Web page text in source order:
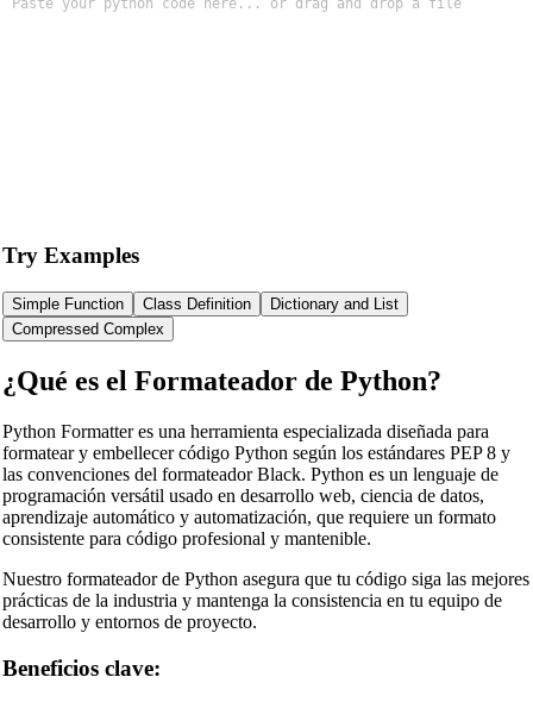
Try Examples
Simple Function Class Definition
Dictionary and List
Compressed Complex
¿Qué es el Formateador de Python?
Python Formatter es una herramienta especializada diseñada para
formatear y embellecer código Python según los estándares PEP 8 y
las convenciones del formateador Black. Python es un lenguaje de
programación versátil usado en desarrollo web, ciencia de datos,
aprendizaje automático y automatización, que requiere un formato
consistente para código profesional y mantenible.
Nuestro formateador de Python asegura que tu código siga las mejores
prácticas de la industria y mantenga la consistencia en tu equipo de
desarrollo y entornos de proyecto.
Beneficios clave: